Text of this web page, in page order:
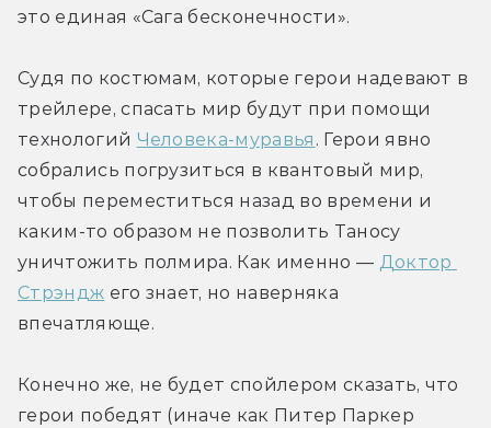
это единая «Сага бесконечности».
Судя по костюмам, которые герои надевают в
трейлере, спасать мир будут при помощи
технологий Человека-муравья . Герои явно
собрались погрузиться в квантовый мир,
чтобы переместиться назад во времени и
каким-то образом не позволить Таносу
уничтожить полмира. Как именно — Доктор
Стрэндж его знает, но наверняка
впечатляюще.
Конечно же, не будет спойлером сказать, что
герои победят (иначе как Питер Паркер